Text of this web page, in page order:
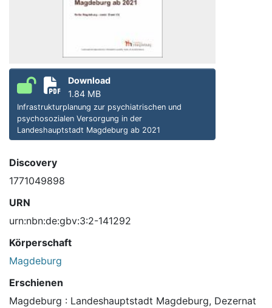
Download
1.84 MB
Infrastrukturplanung zur psychiatrischen und
psychosozialen Versorgung in der
Landeshauptstadt Magdeburg ab 2021
Discovery
1771049898
URN
urn:nbn:de:gbv:3:2-141292
Körperschaft
Magdeburg
Erschienen
Magdeburg : Landeshauptstadt Magdeburg, Dezernat